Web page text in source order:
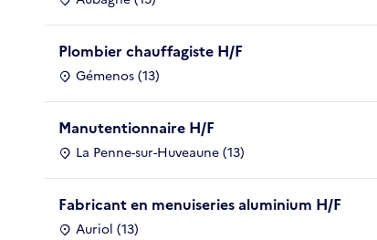
Plombier chauffagiste H/F
Gémenos (13)
Manutentionnaire H/F
La Penne-sur-Huveaune (13)
Fabricant en menuiseries aluminium H/F
Auriol (13)